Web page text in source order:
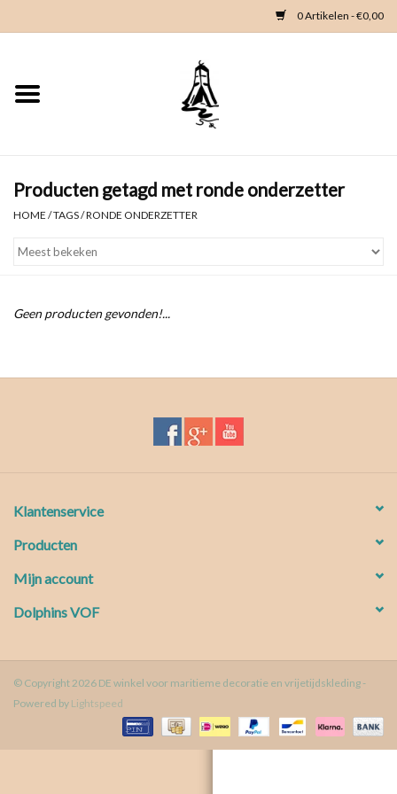
0 Artikelen - €0,00
Home
Kleding
Producten getagd met ronde onderzetter
HOME /TAGS/RONDE ONDERZETTER
Geen producten gevonden!...
Klantenservice
Producten
Mijn account
Dolphins VOF
© Copyright 2026 DE winkel voor maritieme decoratie en vrijetijdskleding -
Powered by Lightspeed